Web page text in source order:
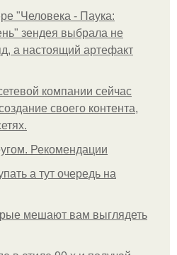
"Человека - Паука:
зендея выбрала не
а настоящий артефакт
компании сейчас
своего контента,
Рекомендации
а тут очередь на
мешают вам выглядеть